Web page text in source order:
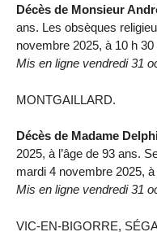
Décès de Monsieur
ans. Les obsèques
novembre 2025, à 10 h 30
Mis en ligne vendredi 31
MONTGAILLARD.
Décès de Madame
2025, à l’âge de 93 ans.
mardi 4 novembre 2025,
Mis en ligne vendredi 31
VIC-EN-BIGORRE,